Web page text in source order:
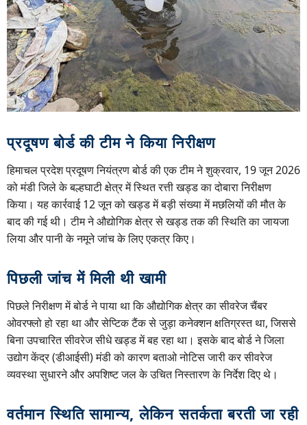
प्रदूषण बोर्ड की टीम ने किया निरीक्षण
हिमाचल प्रदेश प्रदूषण नियंत्रण बोर्ड की एक टीम ने शुक्रवार, 19 जून 2026
को मंडी जिले के बल्हघाटी क्षेत्र में स्थित रत्ती खड्ड का दोबारा निरीक्षण
किया। यह कार्रवाई 12 जून को खड्ड में बड़ी संख्या में मछलियों की मौत के
बाद की गई थी। टीम ने औद्योगिक क्षेत्र से खड्ड तक की स्थिति का जायजा
लिया और पानी के नमूने जांच के लिए एकत्र किए।
पिछली जांच में मिली थी खामी
पिछले निरीक्षण में बोर्ड ने पाया था कि औद्योगिक क्षेत्र का सीवरेज चैंबर
ओवरफ्लो हो रहा था और सेप्टिक टैंक से जुड़ा कनेक्शन क्षतिग्रस्त था, जिससे
बिना उपचारित सीवरेज सीधे खड्ड में बह रहा था। इसके बाद बोर्ड ने जिला
उद्योग केंद्र (डीआईसी) मंडी को कारण बताओ नोटिस जारी कर सीवरेज
व्यवस्था सुधारने और अपशिष्ट जल के उचित निस्तारण के निर्देश दिए थे।
वर्तमान स्थिति सामान्य, लेकिन सतर्कता बरती जा रही